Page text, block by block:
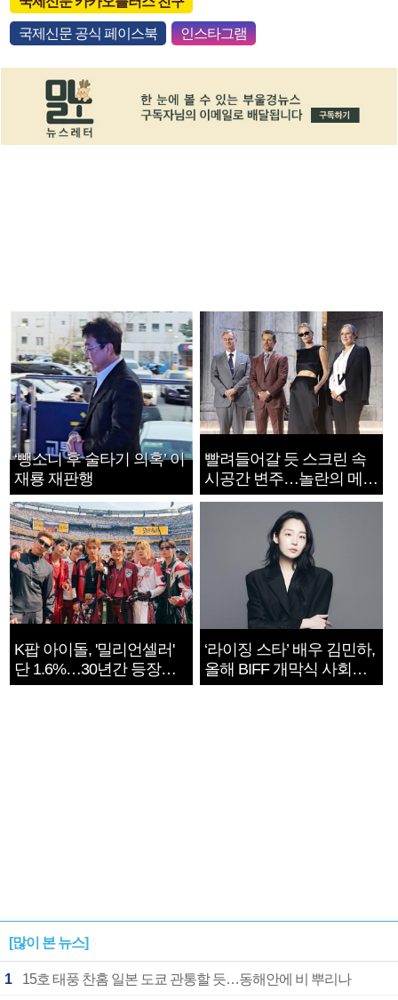
국제신문 공식 페이스북 인스타그램
‘뺑소니 후 술타기 의혹’ 이
재룡 재판행
빨려들어갈 듯 스크린 속
시공간 변주…놀란의 메시
지는 ‘전쟁 속죄’
K팝 아이돌, '밀리언셀러'
단 1.6%…30년간 등장
1182개팀 전수조사
‘라이징 스타’ 배우 김민하,
올해 BIFF 개막식 사회자
확정
[많이 본 뉴스]
1 15호 태풍 찬홈 일본 도쿄 관통할 듯…동해안에 비 뿌리나